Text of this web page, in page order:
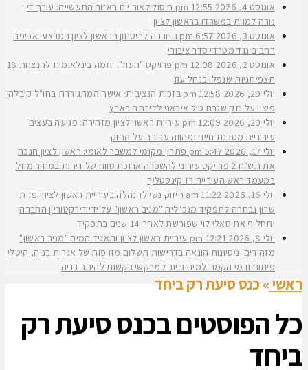
אוגוסט 4, 2026
12:55 pm
חיסול לאור יום באזור התעשייה: עורך דין
נורה למוות במשרדו בראשון לציון
אוגוסט 3, 2026
6:57 pm
החברה לביטחון בראשון לציון במבצעי אכיפה
רחבים נגד מטרדי סדר ציבורי
אוגוסט 2, 2026
12:08 pm
פרויקט "העוז": יוזמה בינלאומית להנצחת 18
תצפיתניות שנפלו בנחל עוז
יולי 29, 2026
12:58 pm
בזכות הנציבות: אישה המתגוררת בחו"ל קיבלה
פיצוי על נזק שגרם טיל איראני לדירתה בארץ
יולי 20, 2026
12:09 pm
עיריית ראשון לציון מזהירה: פגיעה בעצים
עירוניים מסכנת חיים ומהווה עבירה על החוק
יולי 17, 2026
5:47 pm
פתרון מקומי למשבר לאומי: ראשון לציון חנכה
את תש״ח 2 פרויקט עירוני להשכרה ארוכת טווח של דירות במחיר מוזל
במעמד ראש העירייה רז קינסטליך
יולי 16, 2026
11:22 am
חיזוק נשי להנהלה בעיריית ראשון לציון: פזית
שרון נבחרה לתפקיד מנכ"לית "מניב ראשון" על ידי דירקטוריון החברה
ותחליף את סאלי לוי שפורשת לאחר 14 שנים בתפקיד
יולי 8, 2026
12:21 pm
עיריית ראשון לציון ותאגיד המים "מניב ראשון"
מזהירים: ניסיונות הונאה בדרישות תשלום מזויפות של אגרות בניה, היטלי
פיתוח ודמי הקמה למים וביוב למבקשי בקשות להיתר בניה
ראשי» כנס סיעת רק ביחד
כל הפוסטים בכנס סיעת רק
ביחד